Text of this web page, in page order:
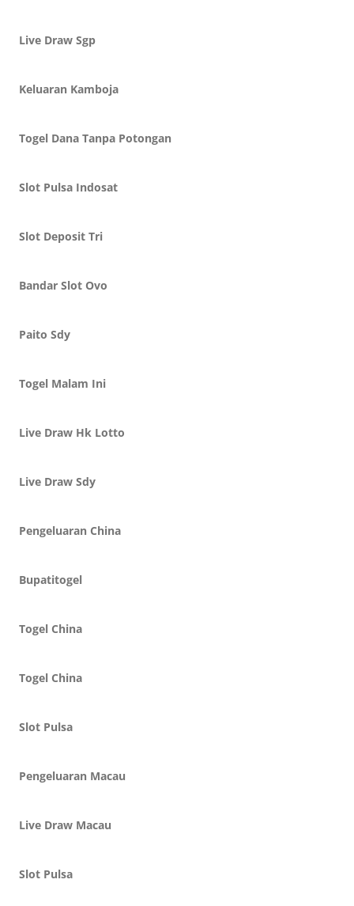
Live Draw Sgp
Keluaran Kamboja
Togel Dana Tanpa Potongan
Slot Pulsa Indosat
Slot Deposit Tri
Bandar Slot Ovo
Paito Sdy
Togel Malam Ini
Live Draw Hk Lotto
Live Draw Sdy
Pengeluaran China
Bupatitogel
Togel China
Togel China
Slot Pulsa
Pengeluaran Macau
Live Draw Macau
Slot Pulsa